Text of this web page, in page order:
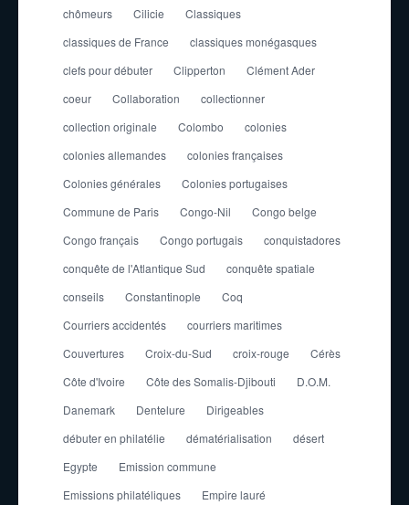
chômeurs
Cilicie
Classiques
classiques de France
classiques monégasques
clefs pour débuter
Clipperton
Clément Ader
coeur
Collaboration
collectionner
collection originale
Colombo
colonies
colonies allemandes
colonies françaises
Colonies générales
Colonies portugaises
Commune de Paris
Congo-Nil
Congo belge
Congo français
Congo portugais
conquistadores
conquête de l'Atlantique Sud
conquête spatiale
conseils
Constantinople
Coq
Courriers accidentés
courriers maritimes
Couvertures
Croix-du-Sud croix-rouge
Cérès
Côte d'Ivoire
Côte des Somalis-Djibouti
D.O.M.
Danemark
Dentelure
Dirigeables
débuter en philatélie
dématérialisation
désert
Egypte
Emission commune
Emissions philatéliques
Empire lauré